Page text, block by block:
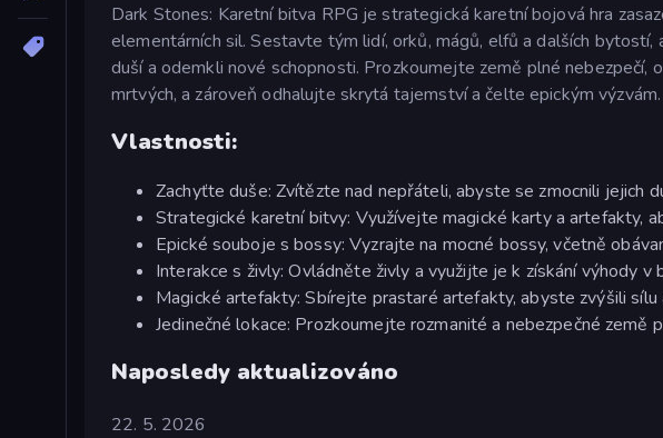
Dark Stones: Karetní bitva RPG je strategická karetní bojová hra
elementárních sil. Sestavte tým lidí, orků, mágů, elfů a dalších
duší a odemkli nové schopnosti. Prozkoumejte země plné nebezpečí,
mrtvých, a zároveň odhalujte skrytá tajemství a čelte epickým výzvám.
Vlastnosti:
Zachyťte duše: Zvítězte nad nepřáteli, abyste se zmocnili jejich
Strategické karetní bitvy: Využívejte magické karty a artefakty,
Epické souboje s bossy: Vyzrajte na mocné bossy, včetně
Interakce s živly: Ovládněte živly a využijte je k získání výhody v
Magické artefakty: Sbírejte prastaré artefakty, abyste zvýšili sílu
Jedinečné lokace: Prozkoumejte rozmanité a nebezpečné země
Naposledy aktualizováno
22. 5. 2026